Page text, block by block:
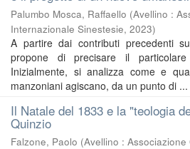
Palumbo Mosca, Raffaello (Avellino :
Internazionale Sinestesie, 2023)
A partire dai contributi precedenti
propone di precisare il particolare
Inizialmente, si analizza come e
manzoniani agiscano, da un punto di ...
Il Natale del 1833 e la "teologia
Quinzio
Falzone, Paolo (Avellino :